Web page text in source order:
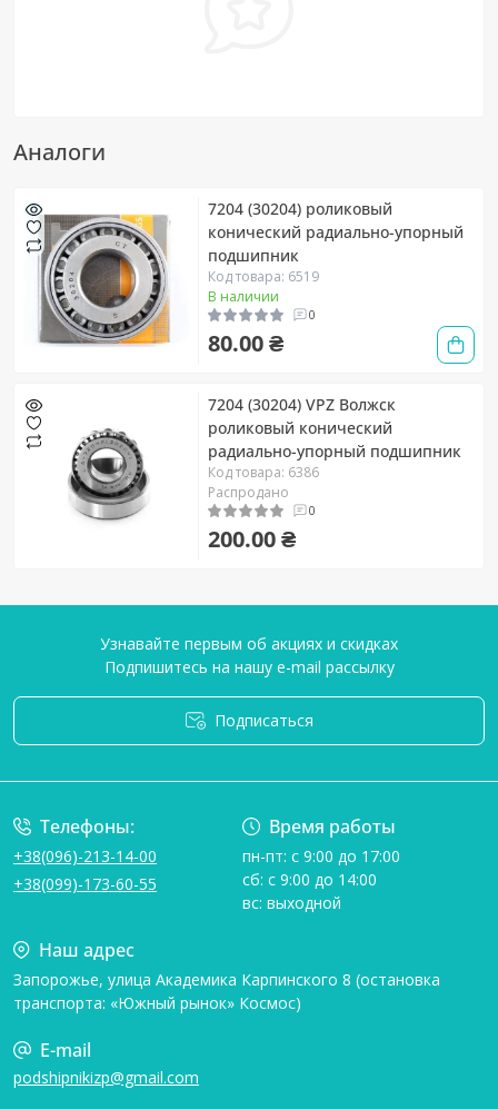
Аналоги
7204 (30204) роликовый
конический радиально-упорный
подшипник
Код товара: 6519
В наличии
0
80.00 ₴
7204 (30204) VPZ Волжск
роликовый конический
радиально-упорный подшипник
Код товара: 6386
Распродано
0
200.00 ₴
Узнавайте первым об акциях и скидках
Подпишитесь на нашу e-mail рассылку
Подписаться
Телефоны:
+38(096)-213-14-00
+38(099)-173-60-55
Время работы
пн-пт: с 9:00 до 17:00
сб: с 9:00 до 14:00
вс: выходной
Наш адрес
Запорожье, улица Академика Карпинского 8 (остановка
транспорта: «Южный рынок» Космос)
E-mail
podshipnikizp@gmail.com